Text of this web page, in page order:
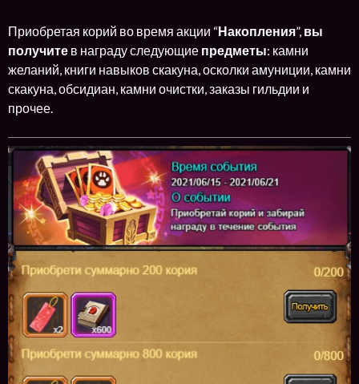
Приобретая корий во время акции “Накопления”, вы
получите в награду следующие предметы: камни
желаний, книги навыков скакуна, осколки амуниции, камни
скакуна, обсидиан, камни очистки, заказы гильдии и
прочее.